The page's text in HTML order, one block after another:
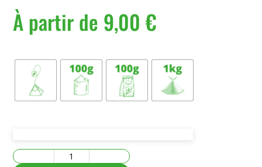
À partir de 9,00€
quantité